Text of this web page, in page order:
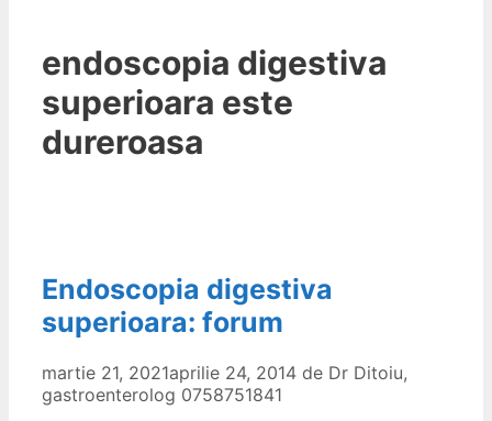
endoscopia digestiva
superioara este
dureroasa
Endoscopia digestiva
superioara: forum
martie 21, 2021aprilie 24, 2014 de Dr Ditoiu,
gastroenterolog 0758751841